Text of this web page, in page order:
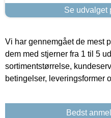
Se udvalget
Vi har gennemgået de mest
dem med stjerner fra 1 til 5
sortimentstørrelse,
betingelser, leveringsformer
Bedst